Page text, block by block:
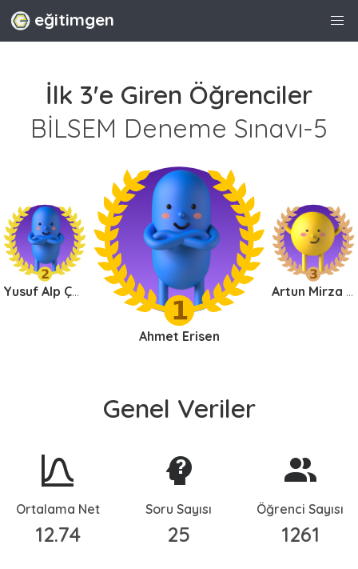
eğitimgen
İlk 3'e Giren Öğrenciler
BİLSEM Deneme Sınavı-5
Yusuf Alp Çalçoban
Ahmet Erisen
Artun Mirza Koçak
Genel Veriler
Ortalama Net
12.74
Soru Sayısı
25
Öğrenci Sayısı
1261